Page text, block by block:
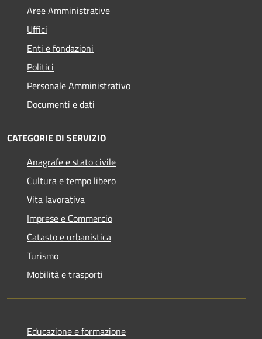
Aree Amministrative
Uffici
Enti e fondazioni
Politici
Personale Amministrativo
Documenti e dati
CATEGORIE DI SERVIZIO
Anagrafe e stato civile
Cultura e tempo libero
Vita lavorativa
Imprese e Commercio
Catasto e urbanistica
Turismo
Mobilità e trasporti
Educazione e formazione